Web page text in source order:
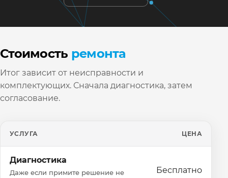
Стоимость ремонта
Итог зависит от неисправности и
комплектующих. Сначала диагностика, затем
согласование.
УСЛУГА ЦЕНА
Диагностика
Даже если примите решение не
Бесплатно